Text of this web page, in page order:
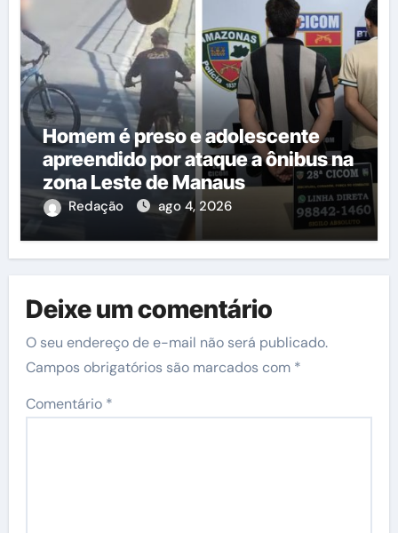
Homem é preso e adolescente
apreendido por ataque a ônibus na
zona Leste de Manaus
Redação ago 4, 2026
Deixe um comentário
O seu endereço de e-mail não será publicado.
Campos obrigatórios são marcados com *
Comentário *